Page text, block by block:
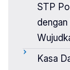
STP
Kasa